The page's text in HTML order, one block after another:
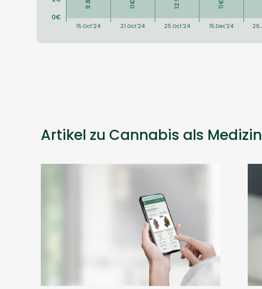
Artikel zu Cannabis als Medizin